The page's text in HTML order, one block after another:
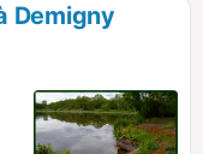
Demigny